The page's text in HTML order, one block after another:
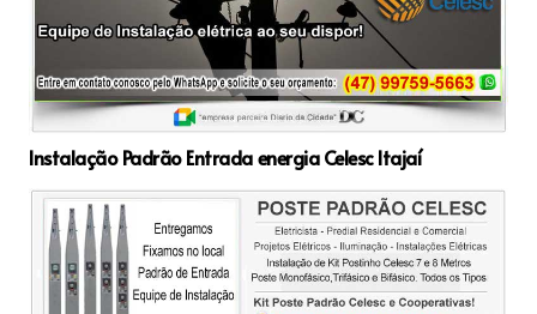
Instalação Padrão Entrada energia Celesc Itajaí